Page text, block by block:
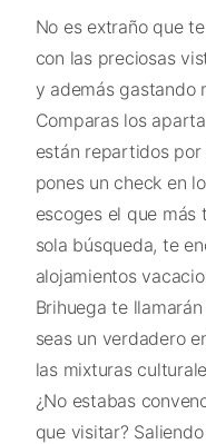
No es extraño que
con las preciosas
y además gastando
Comparas los
están repartidos
pones un check en
escoges el que más
sola búsqueda, te
alojamientos
Brihuega te
seas un verdadero
las mixturas
¿No estabas
que visitar?